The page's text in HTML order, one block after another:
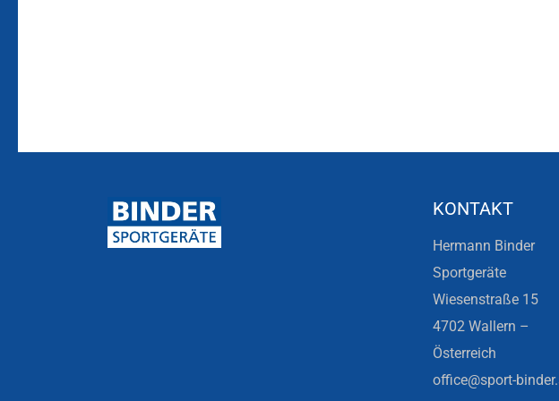
KONTAKT
Hermann Binder
Sportgeräte
Wiesenstraße 15
4702 Wallern –
Österreich
office@sport-